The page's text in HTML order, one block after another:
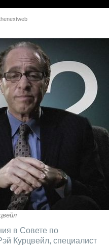
в Совете по
Курцвейл, специалист